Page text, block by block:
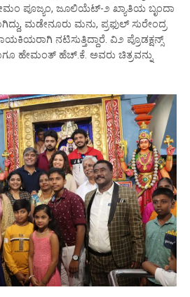
ಪೂಜ್ಯಂ, ಜೂಲಿಯೆಟ್-೨ ಖ್ಯಾತಿಯ ಬೃಂದಾ
ಮಡೇನೂರು ಮನು, ಪ್ರಫುಲ್ ಸುರೇಂದ್ರ
ನಟಿಸುತ್ತಿದ್ದಾರೆ. ವಿ೨ ಪ್ರೊಡಕ್ಷನ್ಸ್
ಹೇಮಂತ್ ಹೆಚ್.ಕೆ. ಅವರು ಚಿತ್ರವನ್ನು